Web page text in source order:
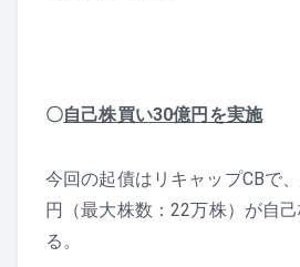
〇自己株買い30億円を実施
今回の起債はリキャップCBで
円（最大株数：22万株）が自
る。